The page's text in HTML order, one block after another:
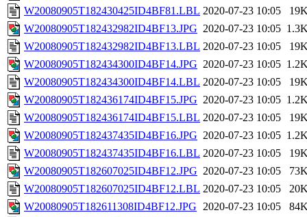
W20080905T182430425ID4BF81.LBL 2020-07-23 10:05
W20080905T182432982ID4BF13.JPG 2020-07-23 10:05
W20080905T182432982ID4BF13.LBL 2020-07-23 10:05
W20080905T182434300ID4BF14.JPG 2020-07-23 10:05
W20080905T182434300ID4BF14.LBL 2020-07-23 10:05
W20080905T182436174ID4BF15.JPG 2020-07-23 10:05
W20080905T182436174ID4BF15.LBL 2020-07-23 10:05
W20080905T182437435ID4BF16.JPG 2020-07-23 10:05
W20080905T182437435ID4BF16.LBL 2020-07-23 10:05
W20080905T182607025ID4BF12.JPG 2020-07-23 10:05
W20080905T182607025ID4BF12.LBL 2020-07-23 10:05
W20080905T182611308ID4BF12.JPG 2020-07-23 10:05